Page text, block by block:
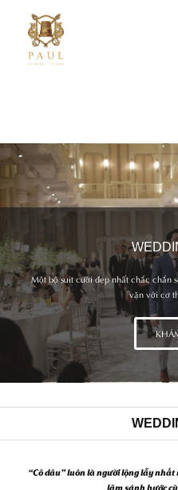
Một bộ suit cưới đẹp nhất chắc chắn
vặn với cơ
“Cô dâu” luôn là người lộng lẫy
lãm sánh bước